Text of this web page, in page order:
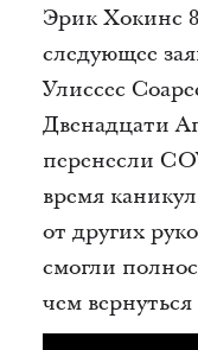
Эрик Хокинс 8
следующее
Улиссес
Двенадцати
перенесли
время
от других
смогли
чем